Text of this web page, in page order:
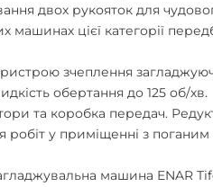
двох рукояток для
машинах цієї категорії
зчеплення
обертання до 125 об/хв.
та коробка передач.
робіт у приміщенні з
машина ENAR